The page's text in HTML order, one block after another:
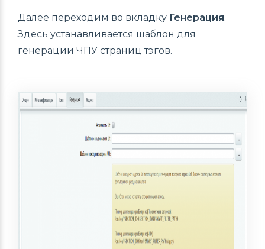
Далее переходим во вкладку Генерация.
Здесь устанавливается шаблон для
генерации ЧПУ страниц тэгов.